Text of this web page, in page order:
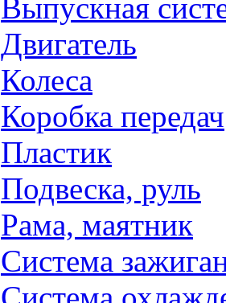
Выпускная
Двигатель
Колеса
Коробка передач
Пластик
Подвеска, руль
Рама, маятник
Система